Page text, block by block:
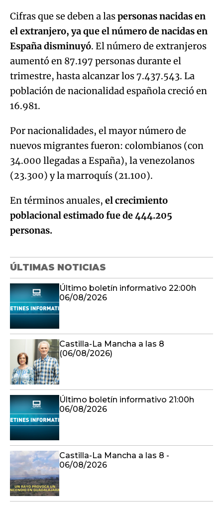
Cifras que se deben a laspersonas nacidas en
el extranjero, ya que el número de nacidas en
España disminuyó. El número de extranjeros
aumentó en 87.197 personas durante el
trimestre, hasta alcanzar los 7.437.543. La
población de nacionalidad española creció en
16.981.
Por nacionalidades, el mayor número de
nuevos migrantes fueron: colombianos (con
34.000 llegadas a España), la venezolanos
(23.300) y la marroquís (21.100).
En términos anuales, el crecimiento
poblacional estimado fue de 444.205
personas.
ÚLTIMAS NOTICIAS
Último boletín informativo 22:00h
06/08/2026
Castilla-La Mancha a las 8
(06/08/2026)
Último boletín informativo 21:00h
06/08/2026
Castilla-La Mancha a las 8 -
06/08/2026